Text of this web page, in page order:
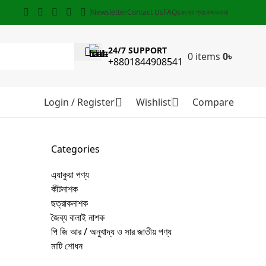
NewsletterContact UsFAQsকম্বো প্যাকেজঅফার
24/7 SUPPORT
+8801844908541 0 items 0৳
Login / Register Wishlist
Compare
Categories
এ্যাকুয়া পণ্য
কীটনাশক
ছত্রাকনাশক
জৈব্য বালাই নাশক
পি জি আর / অনুখাদ্য ও সার জাতীয় পণ্য
মাটি শোধন